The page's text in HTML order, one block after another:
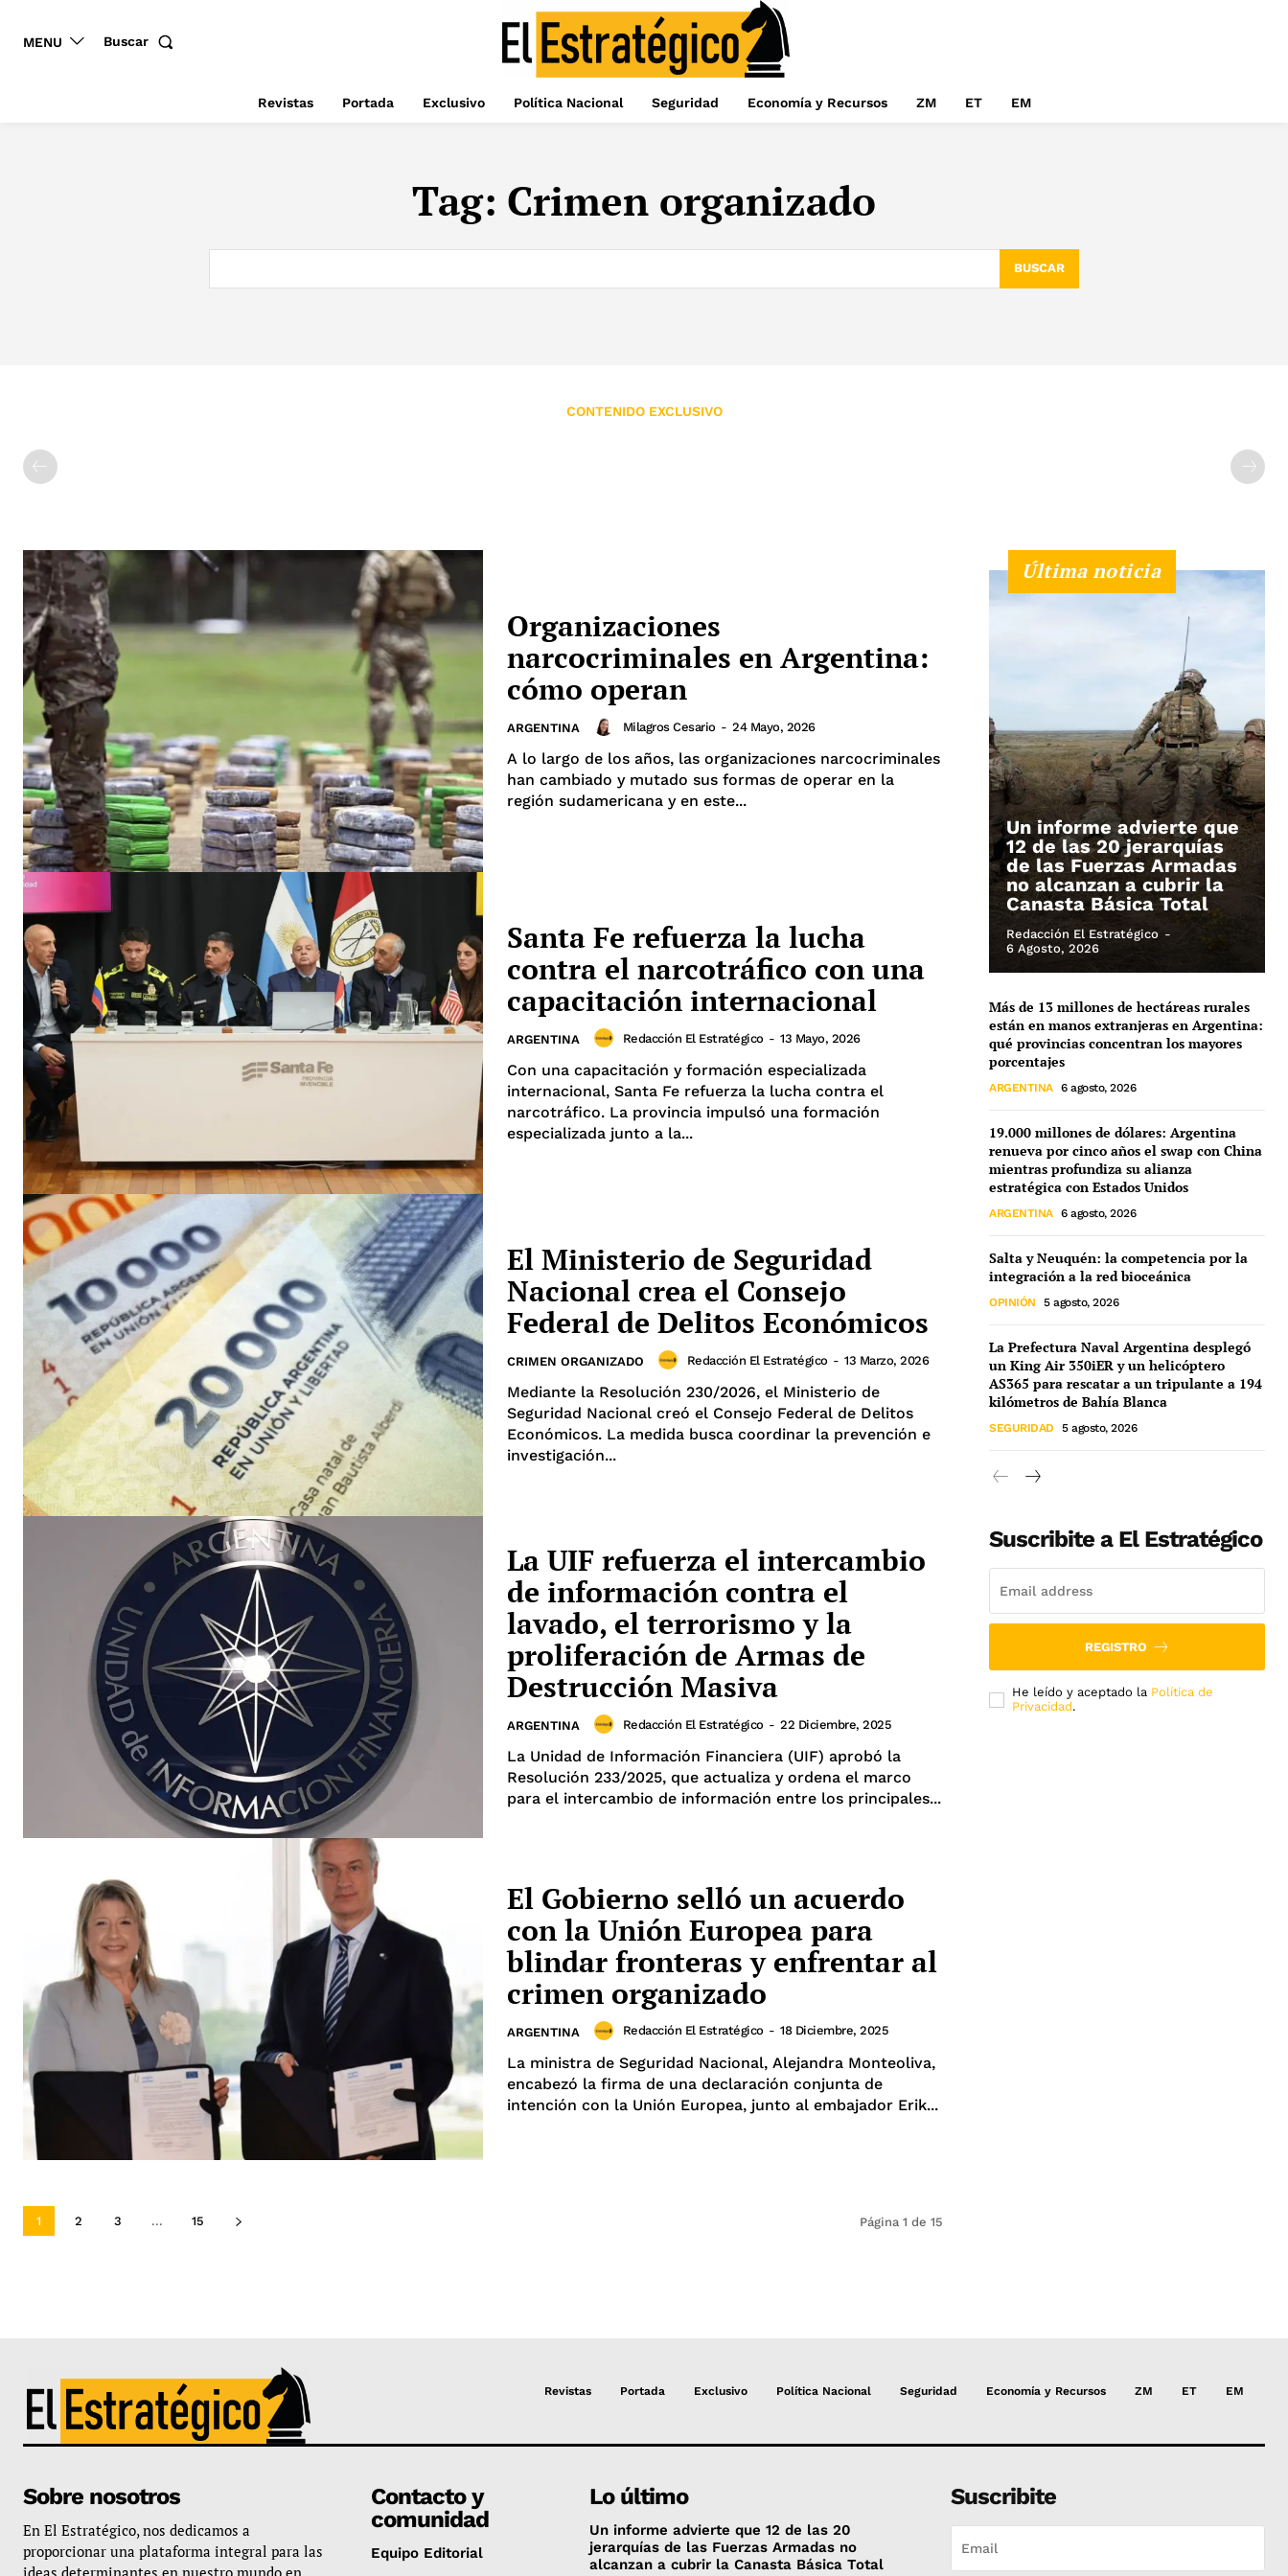
MENU Buscar
Revistas Portada Exclusivo Política Nacional Seguridad Economía y Recursos ZM ET EM
Tag: Crimen organizado
BUSCAR
CONTENIDO EXCLUSIVO
Organizaciones
narcocriminales en Argentina:
cómo operan
ARGENTINA Milagros Cesario - 24 Mayo, 2026
A lo largo de los años, las organizaciones narcocriminales
han cambiado y mutado sus formas de operar en la
región sudamericana y en este...
Santa Fe refuerza la lucha
contra el narcotráfico con una
capacitación internacional
ARGENTINA Redacción El Estratégico - 13 Mayo, 2026
Con una capacitación y formación especializada
internacional, Santa Fe refuerza la lucha contra el
narcotráfico. La provincia impulsó una formación
especializada junto a la...
El Ministerio de Seguridad
Nacional crea el Consejo
Federal de Delitos Económicos
CRIMEN ORGANIZADO Redacción El Estratégico - 13 Marzo, 2026
Mediante la Resolución 230/2026, el Ministerio de
Seguridad Nacional creó el Consejo Federal de Delitos
Económicos. La medida busca coordinar la prevención e
investigación...
La UIF refuerza el intercambio
de información contra el
lavado, el terrorismo y la
proliferación de Armas de
Destrucción Masiva
ARGENTINA Redacción El Estratégico - 22 Diciembre, 2025
La Unidad de Información Financiera (UIF) aprobó la
Resolución 233/2025, que actualiza y ordena el marco
para el intercambio de información entre los principales...
El Gobierno selló un acuerdo
con la Unión Europea para
blindar fronteras y enfrentar al
crimen organizado
ARGENTINA Redacción El Estratégico - 18 Diciembre, 2025
La ministra de Seguridad Nacional, Alejandra Monteoliva,
encabezó la firma de una declaración conjunta de
intención con la Unión Europea, junto al embajador Erik...
1 2 3 ... 15 Página 1 de 15
Última noticia
Un informe advierte que
12 de las 20 jerarquías
de las Fuerzas Armadas
no alcanzan a cubrir la
Canasta Básica Total
Redacción El Estratégico -
6 Agosto, 2026
Más de 13 millones de hectáreas rurales
están en manos extranjeras en Argentina:
qué provincias concentran los mayores
porcentajes
ARGENTINA 6 agosto, 2026
19.000 millones de dólares: Argentina
renueva por cinco años el swap con China
mientras profundiza su alianza
estratégica con Estados Unidos
ARGENTINA 6 agosto, 2026
Salta y Neuquén: la competencia por la
integración a la red bioceánica
OPINIÓN 5 agosto, 2026
La Prefectura Naval Argentina desplegó
un King Air 350iER y un helicóptero
AS365 para rescatar a un tripulante a 194
kilómetros de Bahía Blanca
SEGURIDAD 5 agosto, 2026
Suscribite a El Estratégico
REGISTRO
He leído y aceptado la Política de
Privacidad.
Revistas Portada Exclusivo Política Nacional Seguridad Economía y Recursos ZM ET EM
Sobre nosotros
En El Estratégico, nos dedicamos a
proporcionar una plataforma integral para las
Contacto y
comunidad
Equipo Editorial
Lo último
Un informe advierte que 12 de las 20
jerarquías de las Fuerzas Armadas no
alcanzan a cubrir la Canasta Básica Total
Suscribite